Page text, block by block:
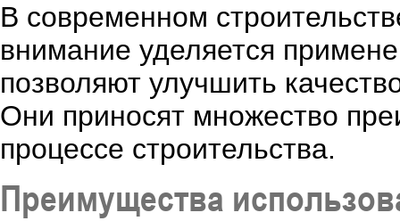
В современном
внимание уделяется
позволяют улучшить
Они приносят множество
процессе строительства.
Преимущества